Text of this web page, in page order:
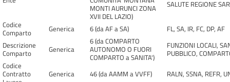
MONTI AURUNCI ZONA
XVII DEL LAZIO)
SALUTE REGIONE
Codice
Comparto
Generica 6 (da AF a SA)
FL, SA, IR, FC, DP, AF
Descrizione
Comparto
Generica
6 (da COMPARTO
AUTONOMO O FUORI
COMPARTO a SANITA')
FUNZIONI LOCALI,
PUBBLICO,
Codice
Contratto
Generica 46 (da AAMM a VVFF)
RALN, SSNA, REFR,